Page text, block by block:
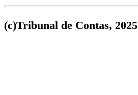
(c)Tribunal de Contas, 2025